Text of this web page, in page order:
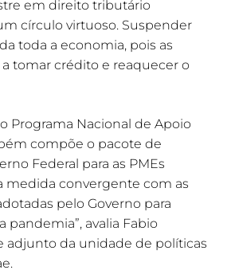
em direito tributário
círculo virtuoso. Suspender
toda a economia, pois as
tomar crédito e reaquecer o
Programa Nacional de Apoio
compõe o pacote de
Federal para as PMEs
medida convergente com as
pelo Governo para
avalia Fabio
adjunto da unidade de políticas